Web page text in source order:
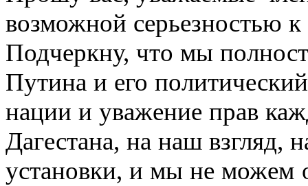
возможной серьезностью
Подчеркну, что мы
Путина и его
нации и уважение прав
Дагестана, на наш взгляд,
установки, и мы не можем